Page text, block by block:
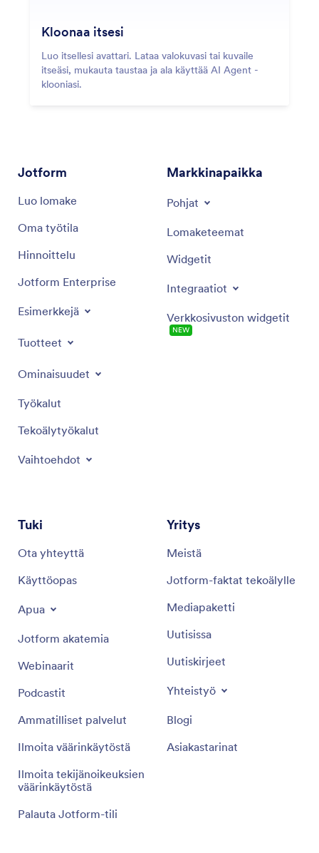
Kloonaa itsesi
Luo itsellesi avattari. Lataa valokuvasi tai kuvaile
itseäsi, mukauta taustaa ja ala käyttää AI Agent -
klooniasi.
Jotform
Luo lomake
Oma työtila
Hinnoittelu
Jotform Enterprise
Esimerkkejä
Tuotteet
Ominaisuudet
Työkalut
Tekoälytyökalut
Vaihtoehdot
Markkinapaikka
Pohjat
Lomaketeemat
Widgetit
Integraatiot
Verkkosivuston widgetit
NEW
Tuki
Ota yhteyttä
Käyttöopas
Apua
Jotform akatemia
Webinaarit
Podcastit
Ammatilliset palvelut
Ilmoita väärinkäytöstä
Ilmoita tekijänoikeuksien
väärinkäytöstä
Palauta Jotform-tili
Yritys
Meistä
Jotform-faktat tekoälylle
Mediapaketti
Uutisissa
Uutiskirjeet
Yhteistyö
Blogi
Asiakastarinat